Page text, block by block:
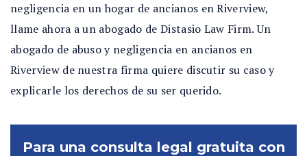
negligencia en un hogar de ancianos en Riverview,
llame ahora a un abogado de Distasio Law Firm. Un
abogado de abuso y negligencia en ancianos en
Riverview de nuestra firma quiere discutir su caso y
explicarle los derechos de su ser querido.
Para una consulta legal gratuita con